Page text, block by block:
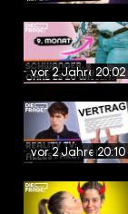
vor 2 Jahren20:02
vor 2 Jahren20:10